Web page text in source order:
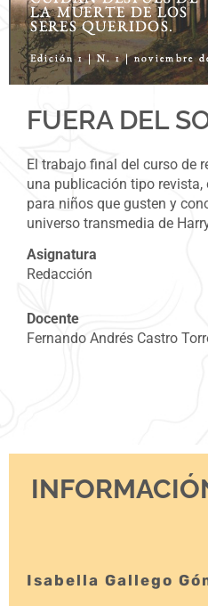
FUERA DEL
El trabajo final del curso de
una publicación tipo
para niños que gusten y
universo transmedia de
Asignatura
Redacción
Docente
Fernando Andrés Castro
Isabella Gallego